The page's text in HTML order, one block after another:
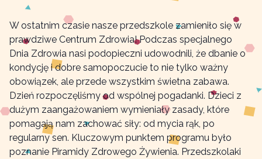
W ostatnim czasie nasze przedszkole zamieniło się w
prawdziwe Centrum Zdrowia! Podczas specjalnego
Dnia Zdrowia nasi podopieczni udowodnili, że dbanie o
kondycję i dobre samopoczucie to nie tylko ważny
obowiązek, ale przede wszystkim świetna zabawa.
Dzień rozpoczęliśmy od wspólnej pogadanki. Dzieci z
dużym zaangażowaniem wymieniały zasady, które
pomagają nam zachować siły: od mycia rąk, po
regularny sen. Kluczowym punktem programu było
poznanie Piramidy Zdrowego Żywienia. Przedszkolaki